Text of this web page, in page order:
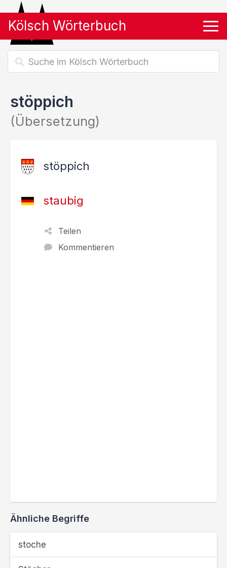
Kölsch Wörterbuch
stöppich
(Übersetzung)
stöppich
staubig
Teilen
Kommentieren
Ähnliche Begriffe
stoche